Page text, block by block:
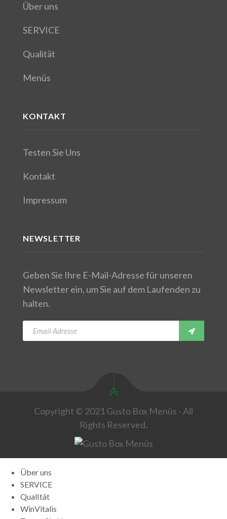
Über uns
SERVICE
Qualität
Menüs
KONTAKT
Testen Sie Uns
Kontakt
Impressum
NEWSLETTER
Geben Sie Ihre E-Mail-Adresse für unseren
Newsletter ein, um Sie auf dem Laufenden zu
halten.
Copyright © 2021 Gusto Box Menüs - All
Rights Reserved.
Über uns
SERVICE
QualItät
WinVitalis